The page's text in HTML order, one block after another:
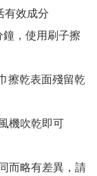
有效成分
，使用刷子擦
擦乾表面殘留乾
機吹乾即可
而略有差異，請